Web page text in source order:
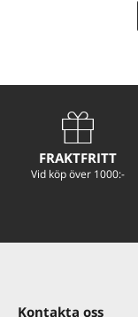
FRAKTFRITT
Vid köp över 1000:-
Kontakta oss